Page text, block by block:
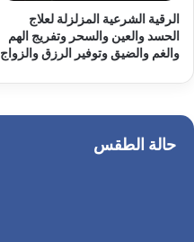
الرقية الشرعية المزلزلة لعلاج
الحسد والعين والسحر وتفريج الهم
والغم والضيق وتوفير الرزق والزواج
حالة الطقس